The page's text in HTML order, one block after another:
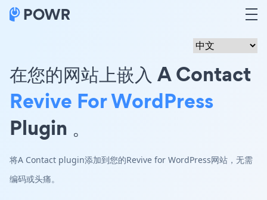
在您的网站上嵌入 A Contact
Revive For WordPress
Plugin 。
将A Contact plugin添加到您的Revive for WordPress网站，无需
编码或头痛。